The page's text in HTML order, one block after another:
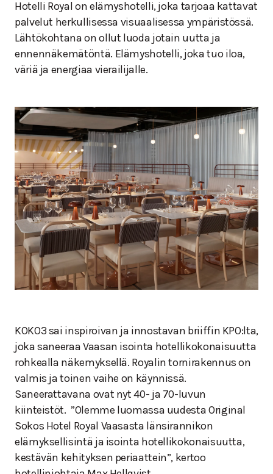
Hotelli Royal on elämyshotelli, joka tarjoaa kattavat
palvelut herkullisessa visuaalisessa ympäristössä.
Lähtökohtana on ollut luoda jotain uutta ja
ennennäkemätöntä. Elämyshotelli, joka tuo iloa,
väriä ja energiaa vierailijalle.
KOKO3 sai inspiroivan ja innostavan briiffin KPO:lta,
joka saneeraa Vaasan isointa hotellikokonaisuutta
rohkealla näkemyksellä. Royalin tornirakennus on
valmis ja toinen vaihe on käynnissä.
Saneerattavana ovat nyt 40- ja 70-luvun
kiinteistöt. ”Olemme luomassa uudesta Original
Sokos Hotel Royal Vaasasta länsirannikon
elämyksellisintä ja isointa hotellikokonaisuutta,
kestävän kehityksen periaattein”, kertoo